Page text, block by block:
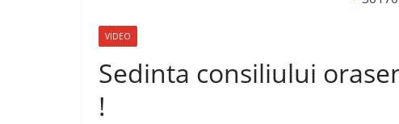
VIDEO
Sedinta consiliului
!